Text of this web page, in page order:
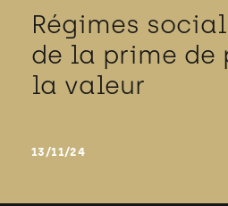
Régimes
de la prime de
la valeur
13/11/24